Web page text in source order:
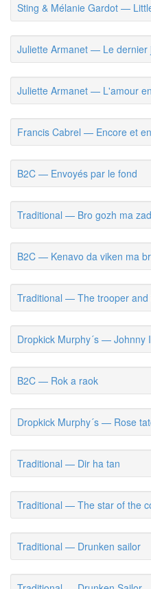
Sting & Mélanie Gardot —
Juliette Armanet — Le dernier
Juliette Armanet — L'amour
Francis Cabrel — Encore et
B2C — Envoyés par le fond
Traditional — Bro gozh ma
B2C — Kenavo da viken ma
Traditional — The trooper and
Dropkick Murphy´s — Johnny
B2C — Rok a raok
Dropkick Murphy´s — Rose
Traditional — Dir ha tan
Traditional — The star of the
Traditional — Drunken sailor